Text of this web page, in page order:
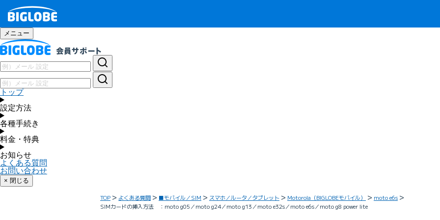
メニュー
トップ
設定方法
各種手続き
料金・特典
お知らせ
よくある質問
お問い合わせ
× 閉じる
TOP よくある質問 ■モバイル／SIM スマホ／ルータ／タブレット Motorola（BIGLOBEモバイル）
moto e6s
SIMカードの挿入方法 ：moto g05／moto g24／moto g13／moto e32s／moto e6s／moto g8 power lite